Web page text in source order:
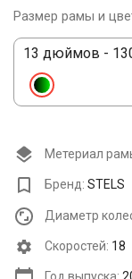
Размер рамы и
13 дюймов -
Метериал
Бренд: STELS
Диаметр
Cкоростей: 18